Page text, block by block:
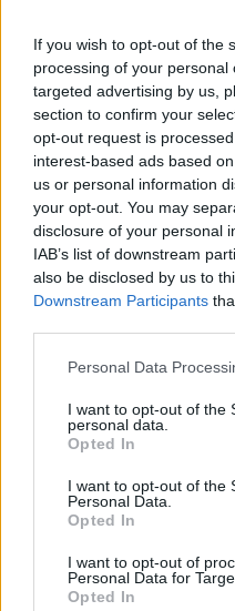
If you wish to opt-out of the
processing of your
targeted advertising by us,
section to confirm your
opt-out request is
interest-based ads based
us or personal information
your opt-out. You may
disclosure of your personal
IAB’s list of downstream
also be disclosed by us to
Downstream Participants
Personal Data
I want to opt-out of the
personal data.
Opted In
I want to opt-out of the
Personal Data.
Opted In
I want to opt-out of
Personal Data for
Opted In
"Hogy hogyan hívják a
lehetőség, hogy a földgáz
térségből Dél-Európába" -
Standardnak adott
biztosítékokkal ellátott
másodlagos a kérdés,
gáz. Ebben az esetben
KEDVES
regisztrációhoz kötött.
Az előfizetés a
Portfolio.hu teljes
kötéslistái